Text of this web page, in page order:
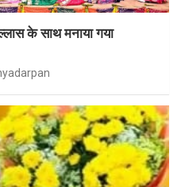
के साथ मनाया गया